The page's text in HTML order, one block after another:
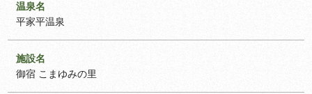
温泉名
平家平温泉
施設名
御宿 こまゆみの里